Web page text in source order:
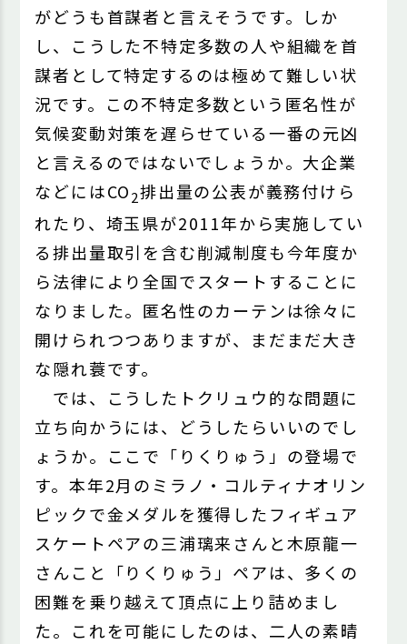
がどうも首謀者と言えそうです。しか
し、こうした不特定多数の人や組織を首
謀者として特定するのは極めて難しい状
況です。この不特定多数という匿名性が
気候変動対策を遅らせている一番の元凶
と言えるのではないでしょうか。大企業
などにはCO2排出量の公表が義務付けら
れたり、埼玉県が2011年から実施してい
る排出量取引を含む削減制度も今年度か
ら法律により全国でスタートすることに
なりました。匿名性のカーテンは徐々に
開けられつつありますが、まだまだ大き
な隠れ蓑です。
では、こうしたトクリュウ的な問題に
立ち向かうには、どうしたらいいのでし
ょうか。ここで「りくりゅう」の登場で
す。本年2月のミラノ・コルティナオリン
ピックで金メダルを獲得したフィギュア
スケートペアの三浦璃来さんと木原龍一
さんこと「りくりゅう」ペアは、多くの
困難を乗り越えて頂点に上り詰めまし
た。これを可能にしたのは、二人の素晴